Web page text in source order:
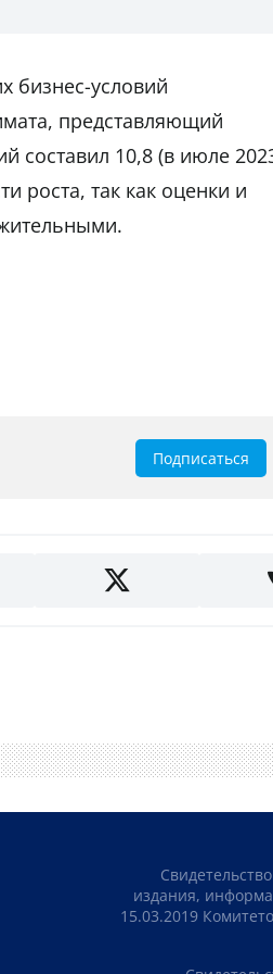
бизнес-условий
представляющий
составил 10,8 (в июле
роста, так как оценки и
Подписаться
издания,
15.03.2019